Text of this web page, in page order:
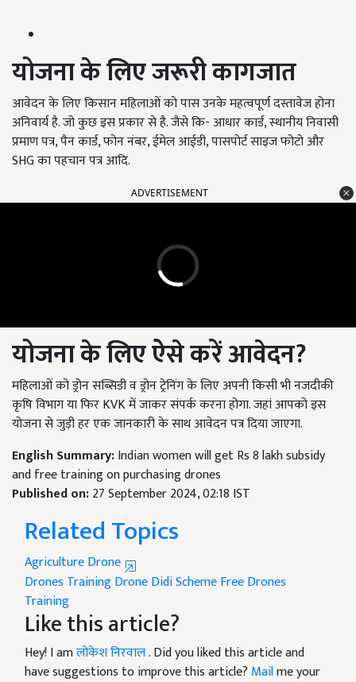
योजना के लिए जरूरी कागजात
आवेदन के लिए किसान महिलाओं को पास उनके महत्वपूर्ण दस्तावेज होना
अनिवार्य है. जो कुछ इस प्रकार से है. जैसे कि- आधार कार्ड, स्थानीय निवासी
प्रमाण पत्र, पैन कार्ड, फोन नंबर, ईमेल आईडी, पासपोर्ट साइज फोटो और
SHG का पहचान पत्र आदि.
ADVERTISEMENT
योजना के लिए ऐसे करें आवेदन?
महिलाओं को ड्रोन सब्सिडी व ड्रोन ट्रेनिंग के लिए अपनी किसी भी नजदीकी
कृषि विभाग या फिर KVK में जाकर संपर्क करना होगा. जहां आपको इस
योजना से जुड़ी हर एक जानकारी के साथ आवेदन पत्र दिया जाएगा.
English Summary:Indian women will get Rs 8 lakh subsidy
and free training on purchasing drones
Published on:27 September 2024, 02:18 IST
Related Topics
Agriculture Drone
Drones TrainingDrone Didi SchemeFree Drones
Training
Like this article?
Hey! I amलोकेश निरवाल. Did you liked this article and
have suggestions to improve this article? Mailme your